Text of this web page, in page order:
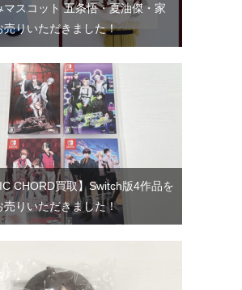
マスコット 五条悟・夏油傑・家
売りいただきました！
CHORD買取】Switch版4作品を
売りいただきました！